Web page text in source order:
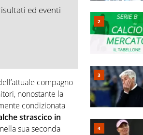
ed eventi
compagno
nonostante la
condizionata
strascico in
sua seconda